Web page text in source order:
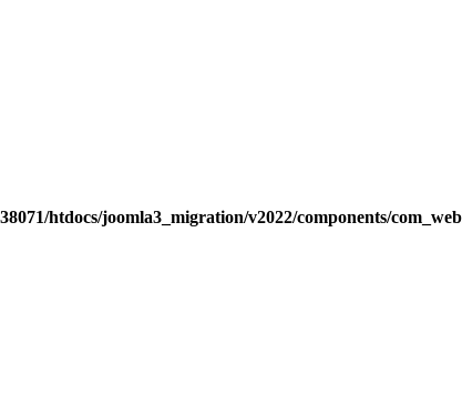
htdocs/joomla3_migration/v2022/components/